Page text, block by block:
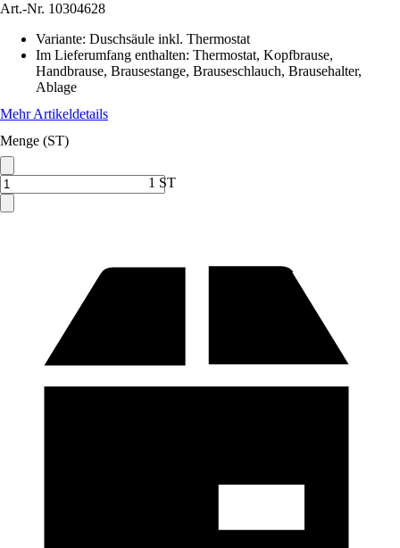
Art.-Nr. 10304628
Variante: Duschsäule inkl. Thermostat
Im Lieferumfang enthalten: Thermostat, Kopfbrause,
Handbrause, Brausestange, Brauseschlauch, Brausehalter,
Ablage
Mehr Artikeldetails
Menge (ST)
1 ST